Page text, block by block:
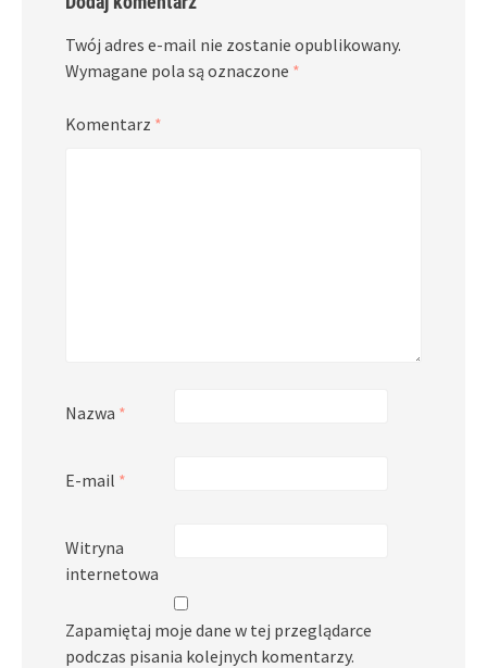
Twój adres e-mail nie zostanie opublikowany.
Wymagane pola są oznaczone *
Komentarz *
Nazwa *
E-mail *
Witryna
internetowa
Zapamiętaj moje dane w tej przeglądarce
podczas pisania kolejnych komentarzy.